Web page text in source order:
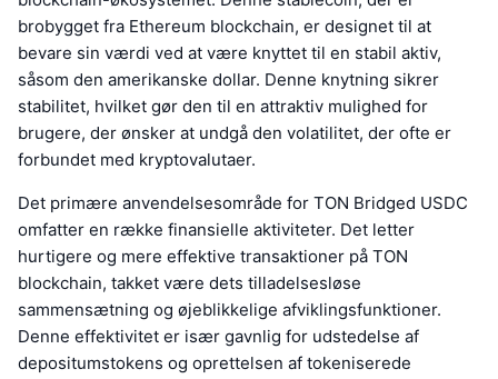
brobygget fra Ethereum blockchain, er designet til at
bevare sin værdi ved at være knyttet til en stabil aktiv,
såsom den amerikanske dollar. Denne knytning sikrer
stabilitet, hvilket gør den til en attraktiv mulighed for
brugere, der ønsker at undgå den volatilitet, der ofte er
forbundet med kryptovalutaer.
Det primære anvendelsesområde for TON Bridged USDC
omfatter en række finansielle aktiviteter. Det letter
hurtigere og mere effektive transaktioner på TON
blockchain, takket være dets tilladelsesløse
sammensætning og øjeblikkelige afviklingsfunktioner.
Denne effektivitet er især gavnlig for udstedelse af
depositumstokens og oprettelsen af tokeniserede